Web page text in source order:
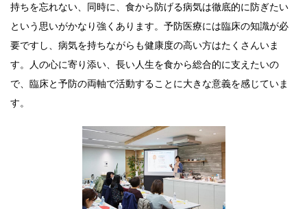
持ちを忘れない、同時に、食から防げる病気は徹底的に防ぎたい
という思いがかなり強くあります。予防医療には臨床の知識が必
要ですし、病気を持ちながらも健康度の高い方はたくさんいま
す。人の心に寄り添い、長い人生を食から総合的に支えたいの
で、臨床と予防の両軸で活動することに大きな意義を感じていま
す。